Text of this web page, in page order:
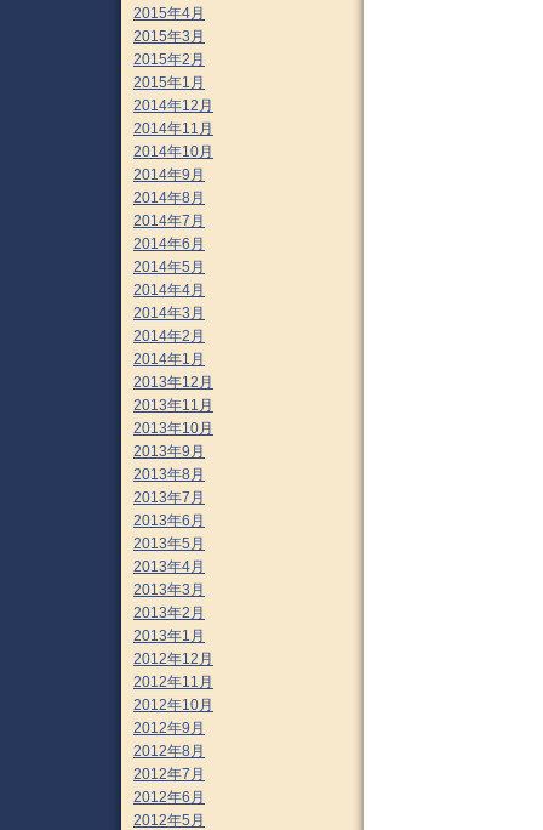
2015年4月
2015年3月
2015年2月
2015年1月
2014年12月
2014年11月
2014年10月
2014年9月
2014年8月
2014年7月
2014年6月
2014年5月
2014年4月
2014年3月
2014年2月
2014年1月
2013年12月
2013年11月
2013年10月
2013年9月
2013年8月
2013年7月
2013年6月
2013年5月
2013年4月
2013年3月
2013年2月
2013年1月
2012年12月
2012年11月
2012年10月
2012年9月
2012年8月
2012年7月
2012年6月
2012年5月